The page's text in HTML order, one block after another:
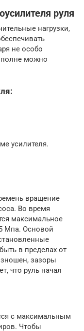
руля
нагрузки,
не особо
можно
усилителя.
вращение
Во время
максимальное
Мпа. Основой
в пределах от
зазоры
что руль начал
с максимальным
Чтобы